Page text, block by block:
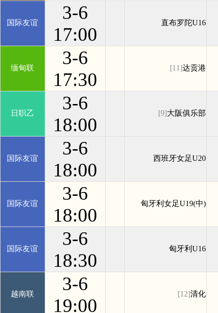
国际友谊
3-6
17:00
直布罗陀U16
缅甸联
3-6
17:30
[11]达贡港
日职乙
3-6
18:00
[9]大阪俱乐部
国际友谊
3-6
18:00
西班牙女足U20
国际友谊
3-6
18:00
匈牙利女足U19(中)
国际友谊
3-6
18:30
匈牙利U16
越南联
3-6
19:00
[12]清化